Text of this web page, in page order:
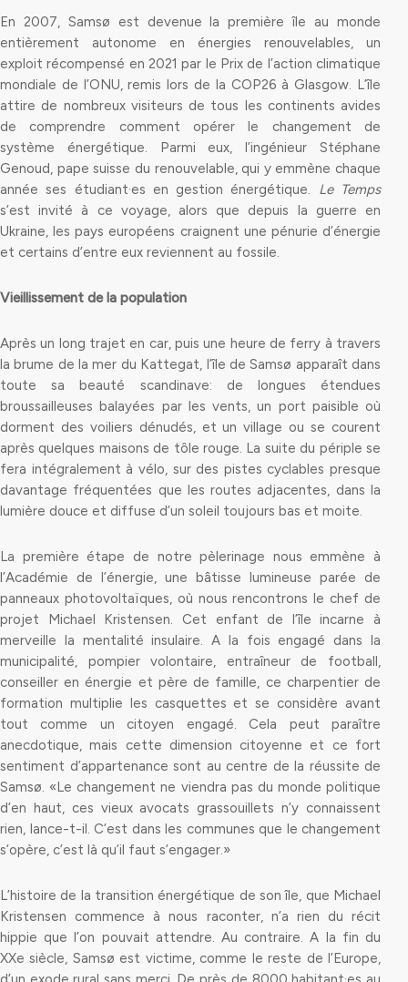
En 2007, Samsø est devenue la première île au monde
entièrement autonome en énergies renouvelables, un
exploit récompensé en 2021 par le Prix de l’action climatique
mondiale de l’ONU, remis lors de la COP26 à Glasgow. L’île
attire de nombreux visiteurs de tous les continents avides
de comprendre comment opérer le changement de
système énergétique. Parmi eux, l’ingénieur Stéphane
Genoud, pape suisse du renouvelable, qui y emmène chaque
année ses étudiant·es en gestion énergétique. Le Temps
s’est invité à ce voyage, alors que depuis la guerre en
Ukraine, les pays européens craignent une pénurie d’énergie
et certains d’entre eux reviennent au fossile.
Vieillissement de la population
Après un long trajet en car, puis une heure de ferry à travers
la brume de la mer du Kattegat, l’île de Samsø apparaît dans
toute sa beauté scandinave: de longues étendues
broussailleuses balayées par les vents, un port paisible où
dorment des voiliers dénudés, et un village ou se courent
après quelques maisons de tôle rouge. La suite du périple se
fera intégralement à vélo, sur des pistes cyclables presque
davantage fréquentées que les routes adjacentes, dans la
lumière douce et diffuse d’un soleil toujours bas et moite.
La première étape de notre pèlerinage nous emmène à
l’Académie de l’énergie, une bâtisse lumineuse parée de
panneaux photovoltaïques, où nous rencontrons le chef de
projet Michael Kristensen. Cet enfant de l’île incarne à
merveille la mentalité insulaire. A la fois engagé dans la
municipalité, pompier volontaire, entraîneur de football,
conseiller en énergie et père de famille, ce charpentier de
formation multiplie les casquettes et se considère avant
tout comme un citoyen engagé. Cela peut paraître
anecdotique, mais cette dimension citoyenne et ce fort
sentiment d’appartenance sont au centre de la réussite de
Samsø. «Le changement ne viendra pas du monde politique
d’en haut, ces vieux avocats grassouillets n’y connaissent
rien, lance-t-il. C’est dans les communes que le changement
s’opère, c’est là qu’il faut s’engager.»
L’histoire de la transition énergétique de son île, que Michael
Kristensen commence à nous raconter, n’a rien du récit
hippie que l’on pouvait attendre. Au contraire. A la fin du
XXe siècle, Samsø est victime, comme le reste de l’Europe,